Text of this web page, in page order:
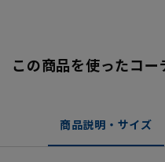
この商品を使ったコー
商品説明・サイズ